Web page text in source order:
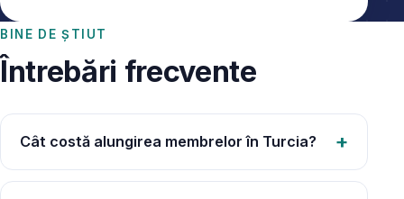
BINE DE ȘTIUT
Întrebări frecvente
Cât costă alungirea membrelor în Turcia?